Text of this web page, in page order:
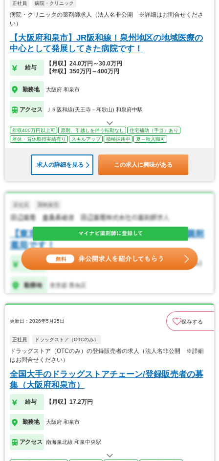
正社員 病院・クリニック
病院・クリニックの薬剤師求人（法人名非公開 ※詳細はお問合せくださ
い）
【大阪府和泉市】JR阪和線！泉州地区の地域医療の
中心として発展してきた病院です！
給与
【月収】24.0万円～30.0万円
【年収】350万円～400万円
勤務地 大阪府 和泉市
アクセス ＪＲ阪和線(天王寺－和歌山) 和泉府中駅
年収400万円以上可 原則、引越しを伴う転勤なし
住宅補助（手当）あり
産休・育休取得実績有り
スキルアップ 積極採用中 夏～秋入職可
求人の詳細を見る この求人に興味がある
更新日：2026年5月25日 保存する
正社員 ドラッグストア（OTCのみ）
ドラッグストア（OTCのみ）の登録販売者の求人（法人名非公開 ※詳細
はお問合せください）
全国大手のドラッグストアチェーン/登録販売者の募
集（大阪府和泉市）
給与 【月収】17.2万円
勤務地 大阪府 和泉市
アクセス 南海泉北線 和泉中央駅